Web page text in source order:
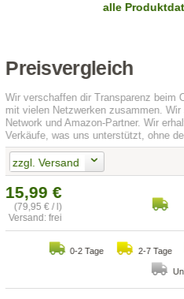
alle
Preisvergleich
Wir verschaffen dir Transparenz beim
mit vielen Netzwerken zusammen.
Network und Amazon-Partner. Wir
Verkäufe, was uns unterstützt, ohne
zzgl. Versand
15,99 €
(79,95 € / l)
Versand: frei
0-2 Tage 2-7 Tage